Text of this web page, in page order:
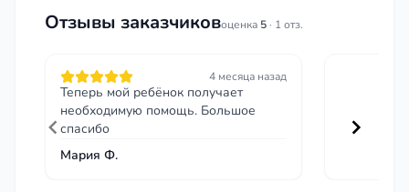
Отзывы заказчиковоценка 5 · 1 отз.
4 месяца назад
Теперь мой ребёнок получает
необходимую помощь. Большое
спасибо
Мария Ф.